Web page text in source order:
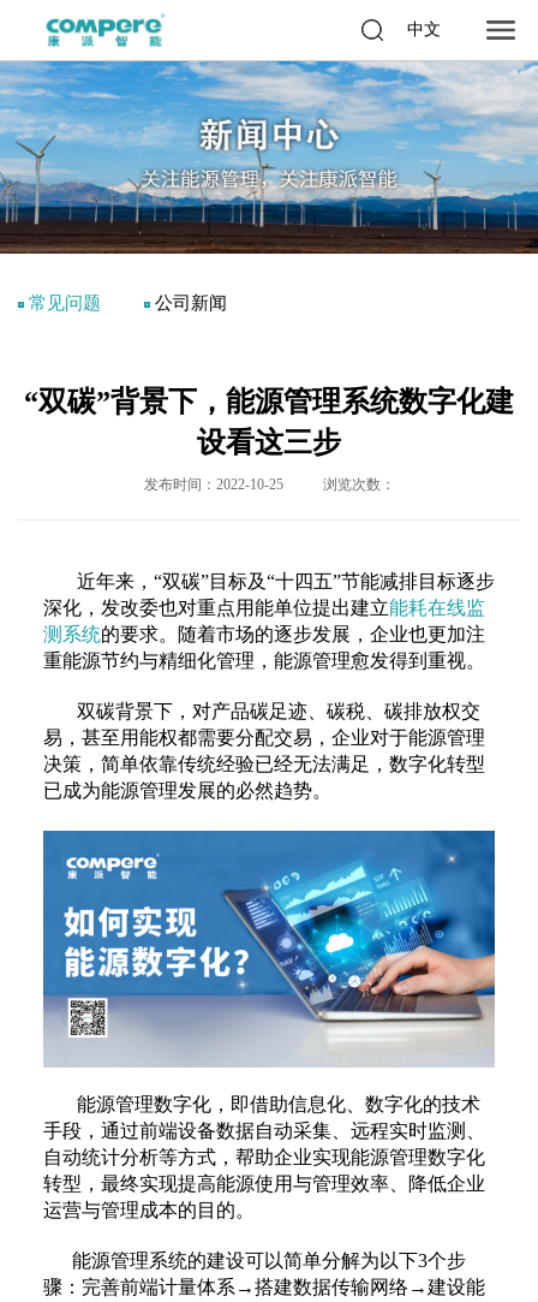
中文
常见问题 公司新闻
“双碳”背景下，能源管理系统数字化建
设看这三步
发布时间：2022-10-25 浏览次数：
近年来，“双碳”目标及“十四五”节能减排目标逐步
深化，发改委也对重点用能单位提出建立能耗在线监
测系统的要求。随着市场的逐步发展，企业也更加注
重能源节约与精细化管理，能源管理愈发得到重视。
双碳背景下，对产品碳足迹、碳税、碳排放权交
易，甚至用能权都需要分配交易，企业对于能源管理
决策，简单依靠传统经验已经无法满足，数字化转型
已成为能源管理发展的必然趋势。
能源管理数字化，即借助信息化、数字化的技术
手段，通过前端设备数据自动采集、远程实时监测、
自动统计分析等方式，帮助企业实现能源管理数字化
转型，最终实现提高能源使用与管理效率、降低企业
运营与管理成本的目的。
能源管理系统的建设可以简单分解为以下3个步
骤：完善前端计量体系→搭建数据传输网络→建设能